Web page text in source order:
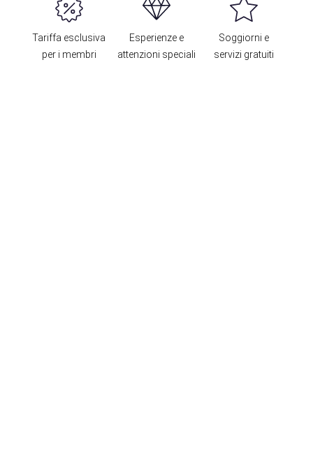
Tariffa esclusiva
per i membri
Esperienze e
attenzioni speciali
Soggiorni e
servizi gratuiti